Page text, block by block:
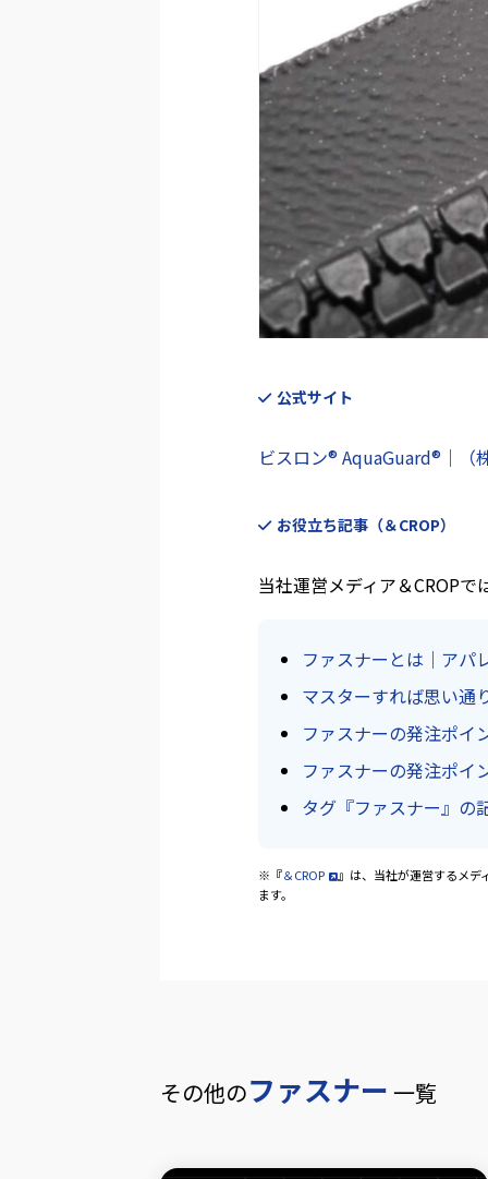
公式サイト
ビスロン® AquaGuard®｜（
お役立ち記事（＆CROP）
当社運営メディア＆CROP
ファスナーとは｜アパ
マスターすれば思い通
ファスナーの発注ポイ
ファスナーの発注ポイ
タグ『ファスナー』の
※『＆CROP
』は、当社が運営するメデ
ます。
その他のファスナー 一覧